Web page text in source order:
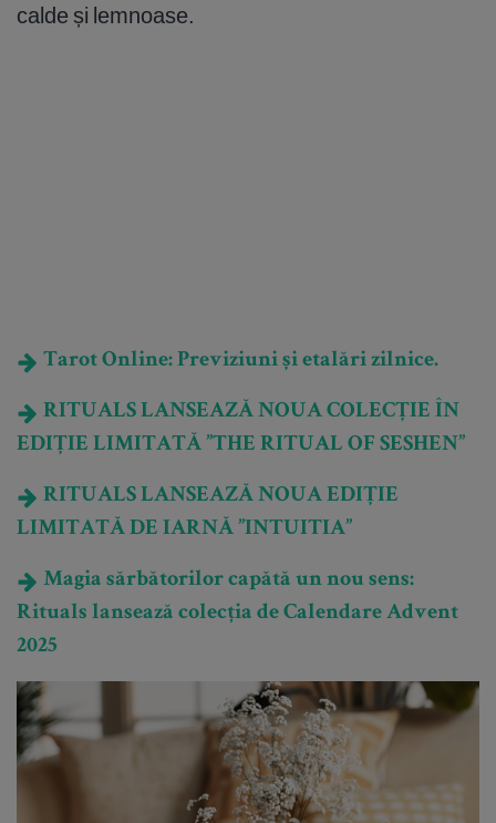
calde și lemnoase.
Tarot Online: Previziuni și etalări zilnice.
RITUALS LANSEAZĂ NOUA COLECȚIE ÎN
EDIȚIE LIMITATĂ ”THE RITUAL OF SESHEN”
RITUALS LANSEAZĂ NOUA EDIȚIE
LIMITATĂ DE IARNĂ ”INTUITIA”
Magia sărbătorilor capătă un nou sens:
Rituals lansează colecția de Calendare Advent
2025